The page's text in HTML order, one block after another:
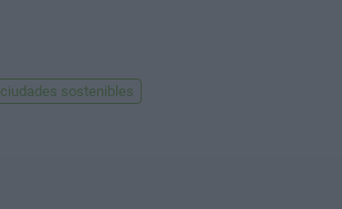
ciudades sostenibles